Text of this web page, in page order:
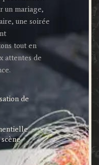
un mariage,
une soirée
tout en
attentes de
de